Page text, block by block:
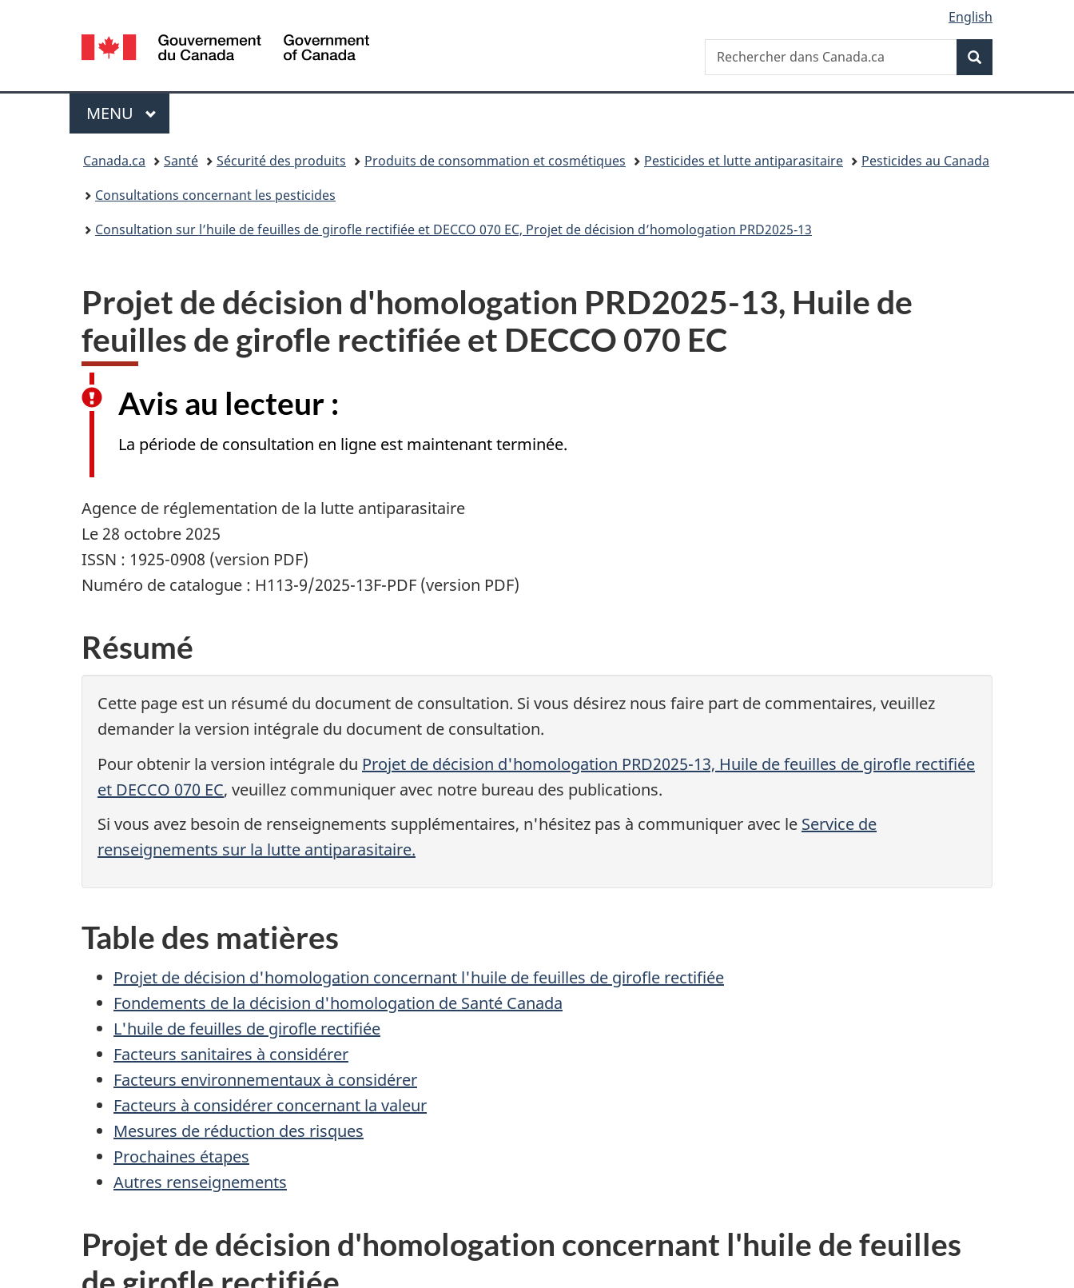
sujet
HTML
Sélection
de
la
langue
English
Canada
Recherche
Rechercher
dans
Menu
MENU PRINCIPAL
Canada.ca Santé Sécurité des produits Produits de consommation et cosmétiques Pesticides et lutte antiparasitaire
Pesticides au Canada
Consultations concernant les pesticides
Consultation sur l’huile de feuilles de girofle rectifiée et DECCO 070 EC, Projet de décision d’homologation PRD2025‑13
Projet de décision d'homologation PRD2025-13, Huile de
feuilles de girofle rectifiée et DECCO 070 EC
Avis au lecteur :
La période de consultation en ligne est maintenant terminée.
Agence de réglementation de la lutte antiparasitaire
Le 28 octobre 2025
ISSN : 1925-0908 (version PDF)
Numéro de catalogue : H113-9/2025-13F-PDF (version PDF)
Résumé
Cette page est un résumé du document de consultation. Si vous désirez nous faire part de commentaires, veuillez
demander la version intégrale du document de consultation.
Pour obtenir la version intégrale du Projet de décision d'homologation PRD2025-13, Huile de feuilles de girofle rectifiée
et DECCO 070 EC, veuillez communiquer avec notre bureau des publications.
Si vous avez besoin de renseignements supplémentaires, n'hésitez pas à communiquer avec le Service de
renseignements sur la lutte antiparasitaire.
Table des matières
Projet de décision d'homologation concernant l'huile de feuilles de girofle rectifiée
Fondements de la décision d'homologation de Santé Canada
L'huile de feuilles de girofle rectifiée
Facteurs sanitaires à considérer
Facteurs environnementaux à considérer
Facteurs à considérer concernant la valeur
Mesures de réduction des risques
Prochaines étapes
Autres renseignements
Projet de décision d'homologation concernant l'huile de feuilles